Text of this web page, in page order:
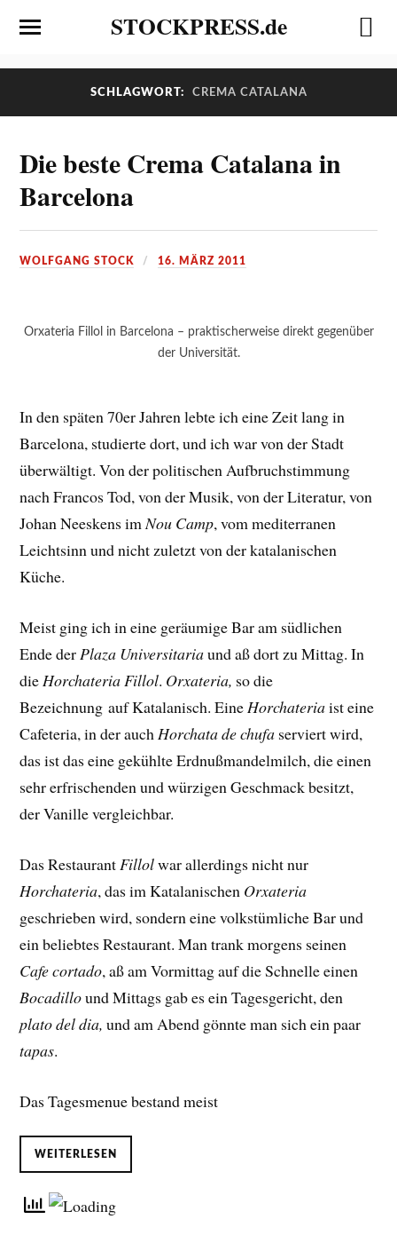
STOCKPRESS.de
SCHLAGWORT: CREMA CATALANA
Die beste Crema Catalana in
Barcelona
WOLFGANG STOCK 16. MÄRZ 2011
Orxateria Fillol in Barcelona – praktischerweise direkt gegenüber
der Universität.
In den späten 70er Jahren lebte ich eine Zeit lang in
Barcelona, studierte dort, und ich war von der Stadt
überwältigt. Von der politischen Aufbruchstimmung
nach Francos Tod, von der Musik, von der Literatur, von
Johan Neeskens imNou Camp, vom mediterranen
Leichtsinn und nicht zuletzt von der katalanischen
Küche.
Meist ging ich in eine geräumige Bar am südlichen
Ende derPlaza Universitariaund aß dort zu Mittag. In
dieHorchateria Fillol. Orxateria, so die
Bezeichnung auf Katalanisch. EineHorchateriaist eine
Cafeteria, in der auchHorchata de chufa serviert wird,
das ist das eine gekühlte Erdnußmandelmilch, die einen
sehr erfrischenden und würzigen Geschmack besitzt,
der Vanille vergleichbar.
Das RestaurantFillolwar allerdings nicht nur
Horchateria, das im Katalanischen Orxateria
geschrieben wird, sondern eine volkstümliche Bar und
ein beliebtes Restaurant. Man trank morgens seinen
Cafe cortado, aß am Vormittag auf die Schnelle einen
Bocadillound Mittags gab es ein Tagesgericht, den
plato del dia, und am Abend gönnte man sich ein paar
tapas.
Das Tagesmenue bestand meist
WEITERLESEN